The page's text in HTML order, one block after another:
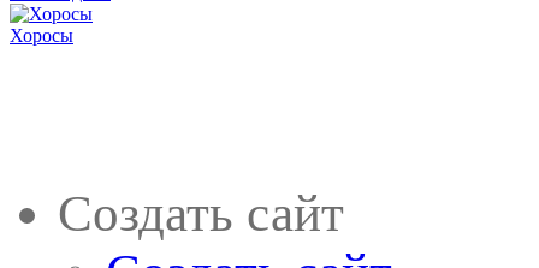
Хоросы
Создать сайт